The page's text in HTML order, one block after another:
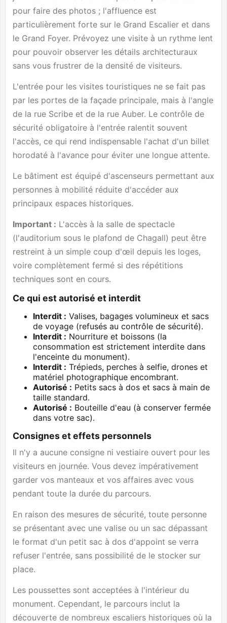
pour faire des photos ; l'affluence est
particulièrement forte sur le Grand Escalier et dans
le Grand Foyer. Prévoyez une visite à un rythme lent
pour pouvoir observer les détails architecturaux
sans vous frustrer de la densité de visiteurs.
L'entrée pour les visites touristiques ne se fait pas
par les portes de la façade principale, mais à l'angle
de la rue Scribe et de la rue Auber. Le contrôle de
sécurité obligatoire à l'entrée ralentit souvent
l'accès, ce qui rend indispensable l'achat d'un billet
horodaté à l'avance pour éviter une longue attente.
Le bâtiment est équipé d'ascenseurs permettant aux
personnes à mobilité réduite d'accéder aux
principaux espaces historiques.
Important : L'accès à la salle de spectacle
(l'auditorium sous le plafond de Chagall) peut être
restreint à un simple coup d'œil depuis les loges,
voire complètement fermé si des répétitions
techniques sont en cours.
Ce qui est autorisé et interdit
Interdit : Valises, bagages volumineux et sacs
de voyage (refusés au contrôle de sécurité).
Interdit : Nourriture et boissons (la
consommation est strictement interdite dans
l'enceinte du monument).
Interdit : Trépieds, perches à selfie, drones et
matériel photographique encombrant.
Autorisé : Petits sacs à dos et sacs à main de
taille standard.
Autorisé : Bouteille d'eau (à conserver fermée
dans votre sac).
Consignes et effets personnels
Il n'y a aucune consigne ni vestiaire ouvert pour les
visiteurs en journée. Vous devez impérativement
garder vos manteaux et vos affaires avec vous
pendant toute la durée du parcours.
En raison des mesures de sécurité, toute personne
se présentant avec une valise ou un sac dépassant
le format d'un petit sac à dos d'appoint se verra
refuser l'entrée, sans possibilité de le stocker sur
place.
Les poussettes sont acceptées à l'intérieur du
monument. Cependant, le parcours inclut la
découverte de nombreux escaliers historiques où la